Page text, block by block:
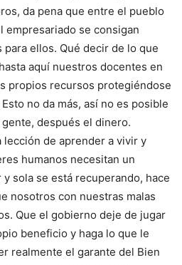
da pena que entre el pueblo
empresariado se consigan
para ellos. Qué decir de lo que
aquí nuestros docentes en
propios recursos protegiéndose
no da más, así no es posible
después el dinero.
lección de aprender a vivir y
humanos necesitan un
sola se está recuperando, hace
nosotros con nuestras malas
Que el gobierno deje de jugar
beneficio y haga lo que le
realmente el garante del Bien